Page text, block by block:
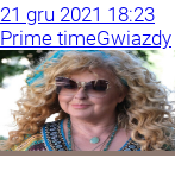
21 gru 2021 18:23
Prime timeGwiazdy